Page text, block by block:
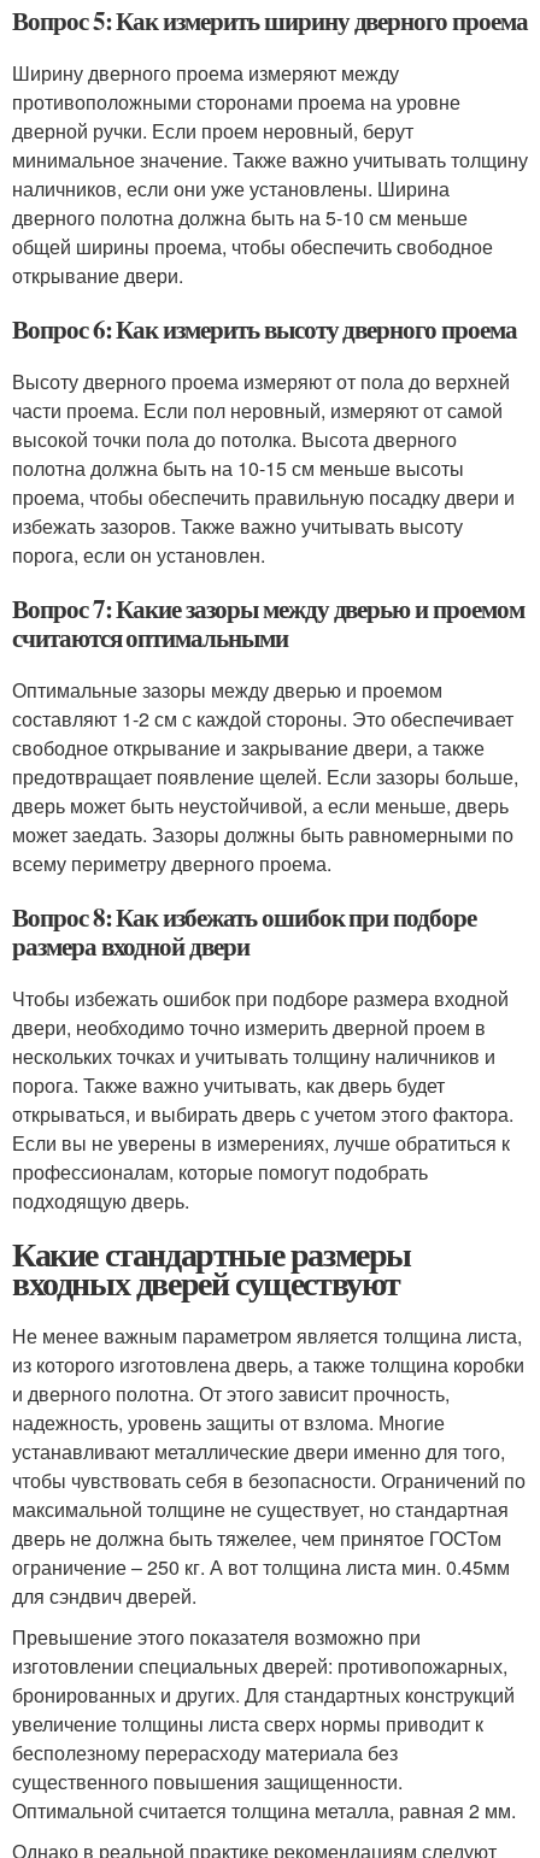
Вопрос 5: Как измерить ширину дверного проема
Ширину дверного проема измеряют между
противоположными сторонами проема на уровне
дверной ручки. Если проем неровный, берут
минимальное значение. Также важно учитывать толщину
наличников, если они уже установлены. Ширина
дверного полотна должна быть на 5-10 см меньше
общей ширины проема, чтобы обеспечить свободное
открывание двери.
Вопрос 6: Как измерить высоту дверного проема
Высоту дверного проема измеряют от пола до верхней
части проема. Если пол неровный, измеряют от самой
высокой точки пола до потолка. Высота дверного
полотна должна быть на 10-15 см меньше высоты
проема, чтобы обеспечить правильную посадку двери и
избежать зазоров. Также важно учитывать высоту
порога, если он установлен.
Вопрос 7: Какие зазоры между дверью и проемом
считаются оптимальными
Оптимальные зазоры между дверью и проемом
составляют 1-2 см с каждой стороны. Это обеспечивает
свободное открывание и закрывание двери, а также
предотвращает появление щелей. Если зазоры больше,
дверь может быть неустойчивой, а если меньше, дверь
может заедать. Зазоры должны быть равномерными по
всему периметру дверного проема.
Вопрос 8: Как избежать ошибок при подборе
размера входной двери
Чтобы избежать ошибок при подборе размера входной
двери, необходимо точно измерить дверной проем в
нескольких точках и учитывать толщину наличников и
порога. Также важно учитывать, как дверь будет
открываться, и выбирать дверь с учетом этого фактора.
Если вы не уверены в измерениях, лучше обратиться к
профессионалам, которые помогут подобрать
подходящую дверь.
Какие стандартные размеры
входных дверей существуют
Не менее важным параметром является толщина листа,
из которого изготовлена дверь, а также толщина коробки
и дверного полотна. От этого зависит прочность,
надежность, уровень защиты от взлома. Многие
устанавливают металлические двери именно для того,
чтобы чувствовать себя в безопасности. Ограничений по
максимальной толщине не существует, но стандартная
дверь не должна быть тяжелее, чем принятое ГОСТом
ограничение – 250 кг. А вот толщина листа мин. 0.45мм
для сэндвич дверей.
Превышение этого показателя возможно при
изготовлении специальных дверей: противопожарных,
бронированных и других. Для стандартных конструкций
увеличение толщины листа сверх нормы приводит к
бесполезному перерасходу материала без
существенного повышения защищенности.
Оптимальной считается толщина металла, равная 2 мм.
Однако в реальной практике рекомендациям следуют